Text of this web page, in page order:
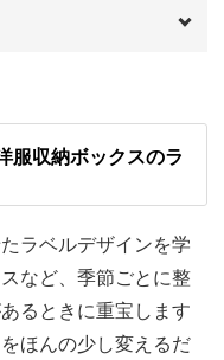
03:46
07:47
10:57
服収納ボックスのラ
ラベルデザインを学
など、季節ごとに整
るときに重宝します
ほんの少し変えるだ